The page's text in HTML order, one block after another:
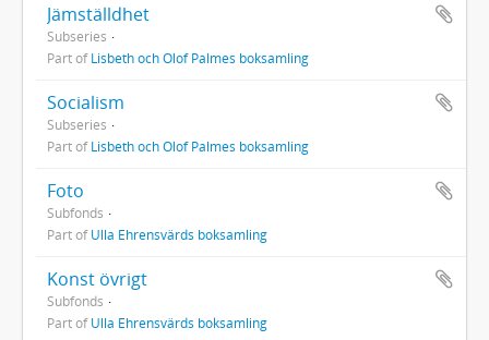
Jämställdhet
Subseries
Part ofLisbeth och Olof Palmes boksamling
Socialism
Subseries
Part ofLisbeth och Olof Palmes boksamling
Foto
Subfonds
Part ofUlla Ehrensvärds boksamling
Konst övrigt
Subfonds
Part ofUlla Ehrensvärds boksamling